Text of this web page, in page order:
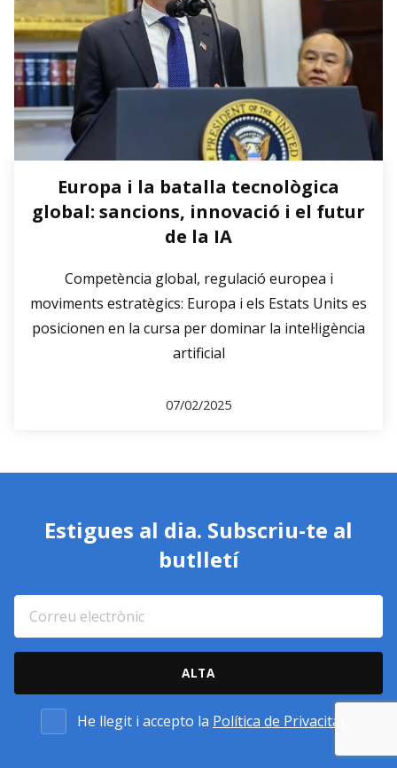
Europa i la batalla tecnològica
global: sancions, innovació i el futur
de la IA
Competència global, regulació europea i
moviments estratègics: Europa i els Estats Units es
posicionen en la cursa per dominar la intel·ligència
artificial
07/02/2025
Estigues al dia. Subscriu-te al
butlletí
He llegit i accepto la Política de Privacitat